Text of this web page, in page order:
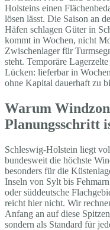
Holsteins einen
lösen lässt. Die Saison an
Häfen schlagen Güter in
kommt in Wochen, nicht
Zwischenlager für
steht. Temporäre
Lücken: lieferbar in
ohne Kapital dauerhaft zu
Warum
Planungsschritt
Schleswig-Holstein liegt
bundesweit die höchste
besonders für die
Inseln von Sylt bis
oder süddeutsche
reicht hier nicht. Wir
Anfang an auf diese
sondern als Standard für